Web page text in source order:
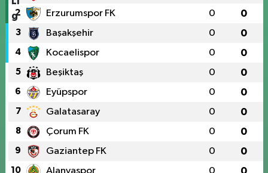
2 Erzurumspor FK 0 0
3 Başakşehir 0 0
4 Kocaelispor 0 0
5 Beşiktaş 0 0
6 Eyüpspor 0 0
7 Galatasaray 0 0
8 Çorum FK 0 0
9 Gaziantep FK 0 0
10 Alanyaspor 0 0